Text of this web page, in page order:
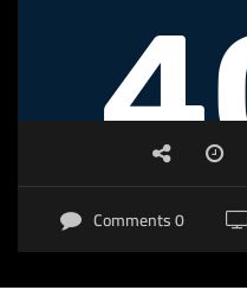
0 Comments